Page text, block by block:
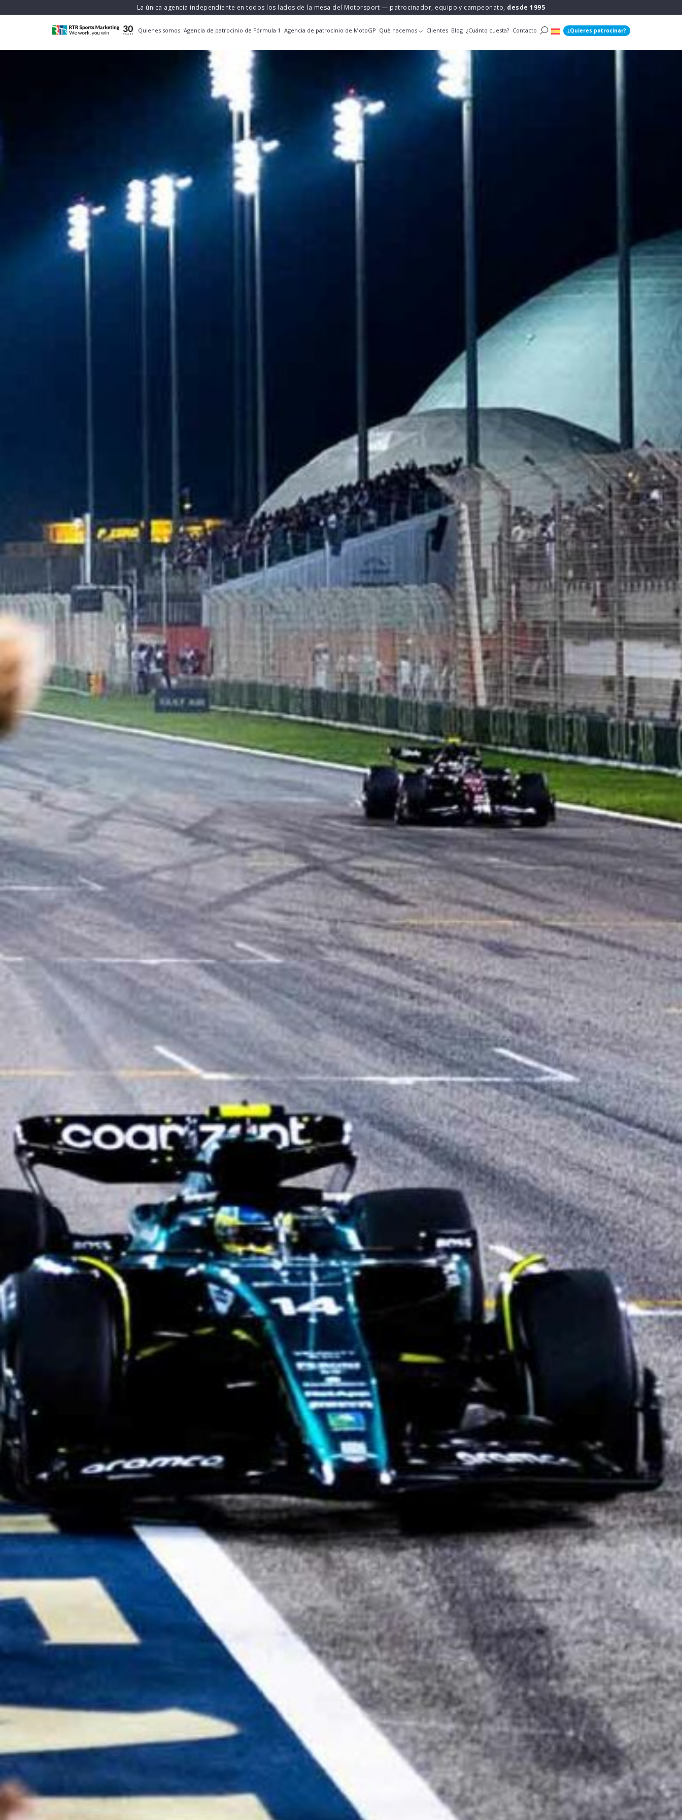
La única agencia independiente en todos los lados de la mesa del Motorsport — patrocinador, equipo y campeonato, desde 1995
Quienes somos Agencia de patrocinio de Fórmula 1 Agencia de patrocinio de MotoGP Què hacemos Clientes Blog ¿Cuánto cuesta? Contacto ¿Quieres patrocinar?